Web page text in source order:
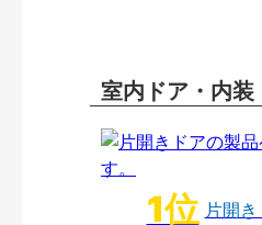
室内ドア・内
片開